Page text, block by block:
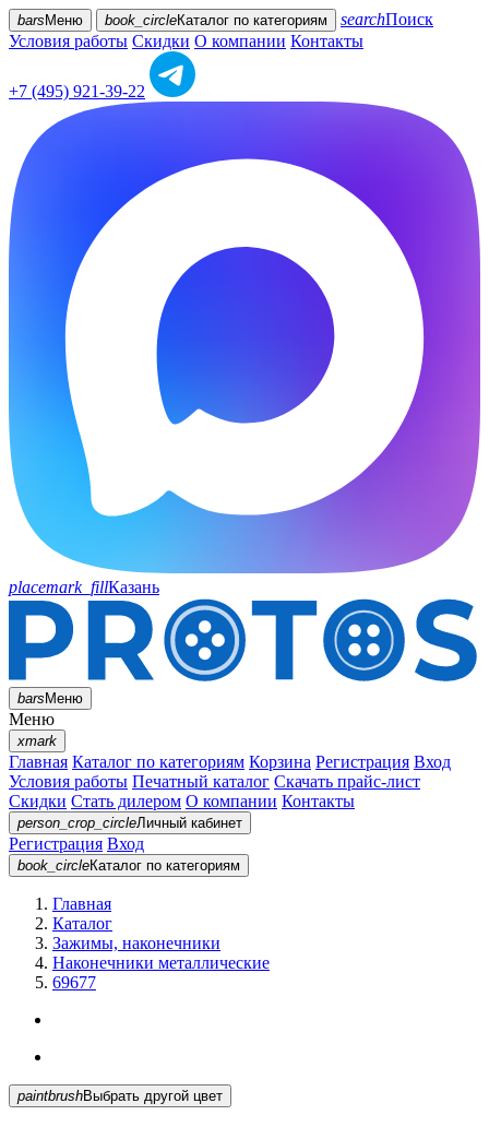
bars Меню book_circleКаталог по категориям searchПоиск
Условия работы Скидки О компании Контакты
+7 (495) 921-39-22
placemark_fillКазань
barsМеню
Меню
xmark
Главная Каталог по категориям Корзина Регистрация Вход
Условия работы Печатный каталог Скачать прайс-лист
Скидки Стать дилером О компании Контакты
person_crop_circleЛичный кабинет
Регистрация Вход
book_circleКаталог по категориям
Главная
Каталог
Зажимы, наконечники
Наконечники металлические
69677
paintbrush Выбрать другой цвет